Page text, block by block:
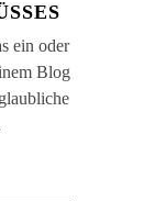
ein oder
Blog